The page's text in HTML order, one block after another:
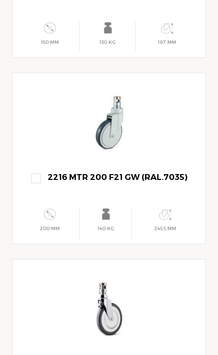
150 MM 130 KG 197 MM
2216 MTR 200 F21 GW (RAL.7035)
200 MM 140 KG 245.5 MM